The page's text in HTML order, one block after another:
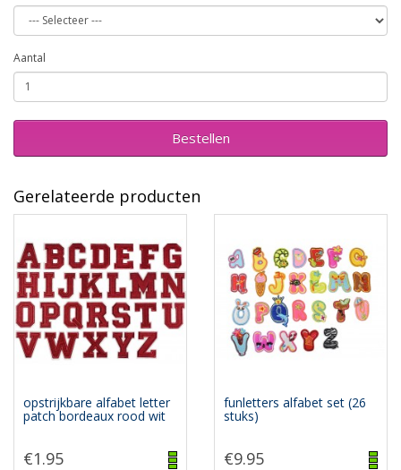
Aantal
Bestellen
Gerelateerde producten
opstrijkbare alfabet letter
patch bordeaux rood wit
€1.95
funletters alfabet set (26
stuks)
€9.95